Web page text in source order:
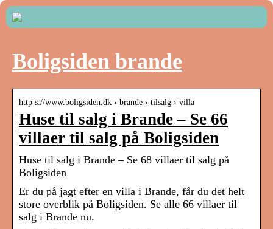
Boligsiden brande
http s://www.boligsiden.dk › brande › tilsalg › villa
Huse til salg i Brande – Se 66
villaer til salg på Boligsiden
Huse til salg i Brande – Se 68 villaer til salg på
Boligsiden
Er du på jagt efter en villa i Brande, får du det helt
store overblik på Boligsiden. Se alle 66 villaer til
salg i Brande nu.